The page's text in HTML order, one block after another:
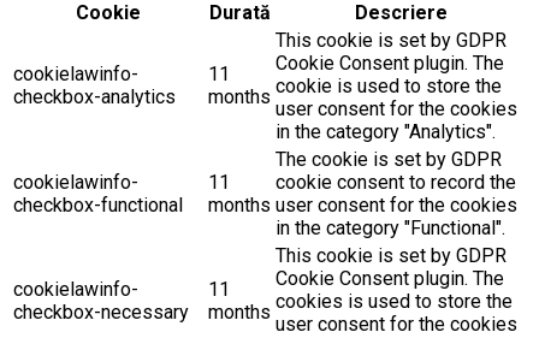
Cookie
Durată Descriere
cookielawinfo-
checkbox-analytics
11
months
This cookie is set by GDPR
Cookie Consent plugin. The
cookie is used to store the
user consent for the cookies
in the category "Analytics".
cookielawinfo-
checkbox-functional
11
months
The cookie is set by GDPR
cookie consent to record the
user consent for the cookies
in the category "Functional".
cookielawinfo-
checkbox-necessary
11
months
This cookie is set by GDPR
Cookie Consent plugin. The
cookies is used to store the
user consent for the cookies